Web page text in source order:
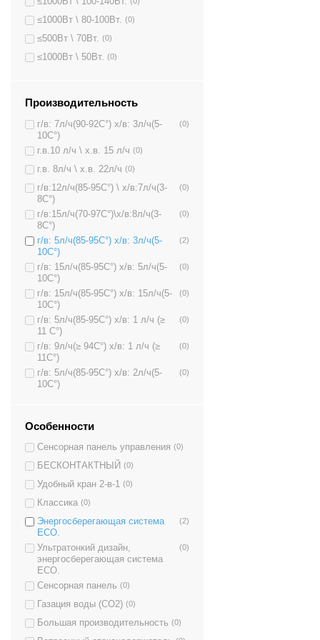
≤1000Вт \ 80-100Вт. (0)
≤500Вт \ 70Вт. (0)
≤1000Вт \ 50Вт. (0)
Производительность
г/в: 7л/ч(90-92C°) х/в: 3л/ч(5-
10C°)
(0)
г.в.10 л/ч \ х.в. 15 л/ч (0)
г.в. 8л/ч \ х.в. 22л/ч (0)
г/в:12л/ч(85-95C°) \ х/в:7л/ч(3-
8C°)
(0)
г/в:15л/ч(70-97C°)\х/в:8л/ч(3-
8C°)
(0)
г/в: 5л/ч(85-95C°) х/в: 3л/ч(5-
10C°)
(2)
г/в: 15л/ч(85-95C°) х/в: 5л/ч(5-
10C°)
(0)
г/в: 15л/ч(85-95C°) х/в: 15л/ч(5-
10C°)
(0)
г/в: 5л/ч(85-95C°) х/в: 1 л/ч (≥
11 C°)
(0)
г/в: 9л/ч(≥ 94C°) х/в: 1 л/ч (≥
11C°)
(0)
г/в: 5л/ч(85-95C°) х/в: 2л/ч(5-
10C°)
(0)
Особенности
Сенсорная панель управления (0)
БЕСКОНТАКТНЫЙ (0)
Удобный кран 2-в-1 (0)
Классика (0)
Энергосберегающая система
ECO.
(2)
Ультратонкий дизайн,
энергосберегающая система
ECO.
(0)
Сенсорная панель (0)
Газация воды (CO2) (0)
Большая производительность (0)